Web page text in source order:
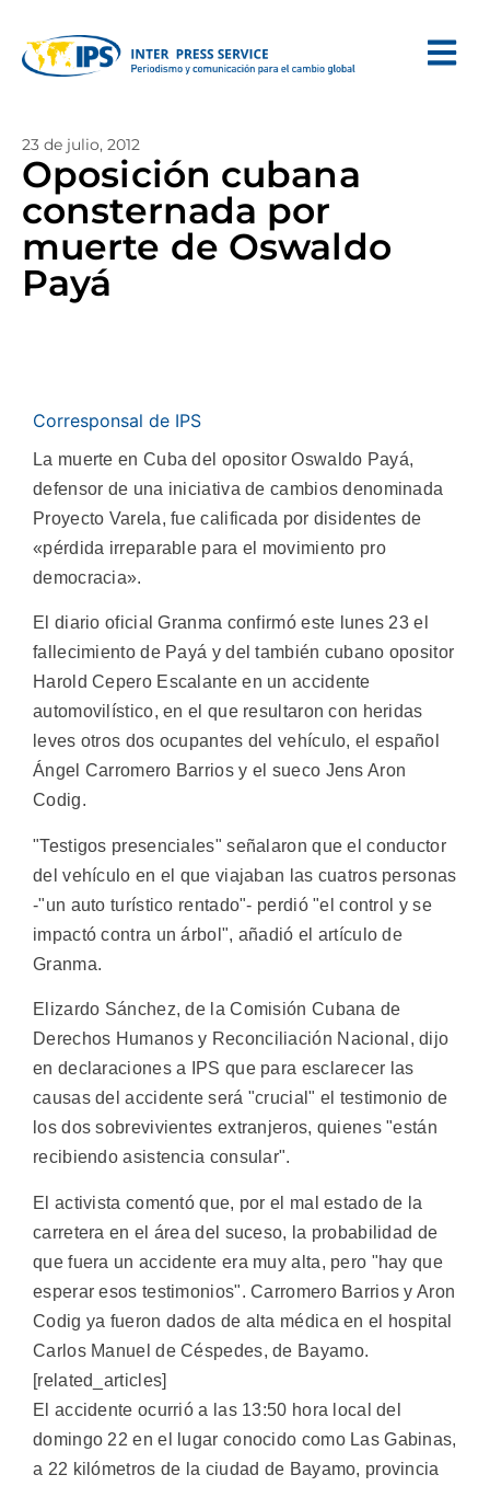
23 de julio, 2012
Oposición cubana
consternada por
muerte de Oswaldo
Payá
Corresponsal de IPS
La muerte en Cuba del opositor Oswaldo Payá,
defensor de una iniciativa de cambios denominada
Proyecto Varela, fue calificada por disidentes de
«pérdida irreparable para el movimiento pro
democracia».
El diario oficial Granma confirmó este lunes 23 el
fallecimiento de Payá y del también cubano opositor
Harold Cepero Escalante en un accidente
automovilístico, en el que resultaron con heridas
leves otros dos ocupantes del vehículo, el español
Ángel Carromero Barrios y el sueco Jens Aron
Codig.
"Testigos presenciales" señalaron que el conductor
del vehículo en el que viajaban las cuatros personas
-"un auto turístico rentado"- perdió "el control y se
impactó contra un árbol", añadió el artículo de
Granma.
Elizardo Sánchez, de la Comisión Cubana de
Derechos Humanos y Reconciliación Nacional, dijo
en declaraciones a IPS que para esclarecer las
causas del accidente será "crucial" el testimonio de
los dos sobrevivientes extranjeros, quienes "están
recibiendo asistencia consular".
El activista comentó que, por el mal estado de la
carretera en el área del suceso, la probabilidad de
que fuera un accidente era muy alta, pero "hay que
esperar esos testimonios". Carromero Barrios y Aron
Codig ya fueron dados de alta médica en el hospital
Carlos Manuel de Céspedes, de Bayamo.
[related_articles]
El accidente ocurrió a las 13:50 hora local del
domingo 22 en el lugar conocido como Las Gabinas,
a 22 kilómetros de la ciudad de Bayamo, provincia